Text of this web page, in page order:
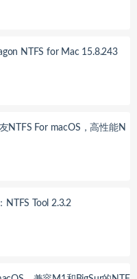
NTFS for Mac 15.8.243
NTFS For macOS，高性能N
NTFS Tool 2.3.2